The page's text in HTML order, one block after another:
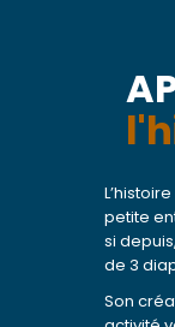
petite
si
de 3
Son